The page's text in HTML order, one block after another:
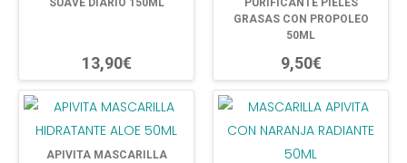
SUAVE DIARIO 150ML
13,90€
PURIFICANTE PIELES
GRASAS CON PROPOLEO
50ML
9,50€
APIVITA MASCARILLA